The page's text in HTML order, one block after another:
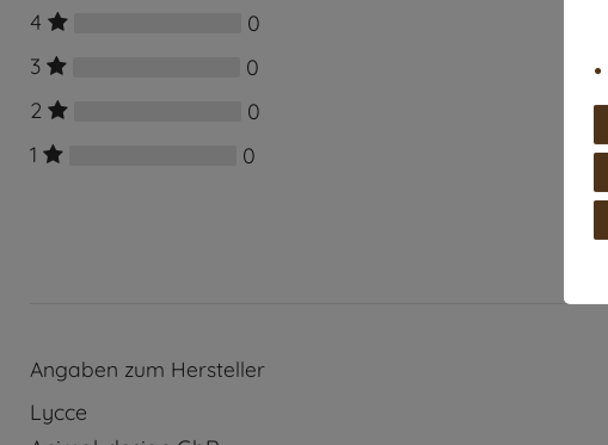
4
0
3
0
2
0
1
0
Angaben zum Hersteller
Lycce